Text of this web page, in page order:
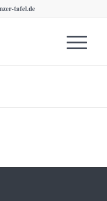
tafel.de